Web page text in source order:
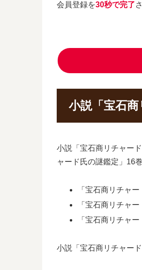
会員登録を30秒で完了
小説「宝石
小説「宝石商リチャー
ャード氏の謎鑑定」16
「宝石商リチャ
「宝石商リチャ
「宝石商リチャ
小説「宝石商リチャー